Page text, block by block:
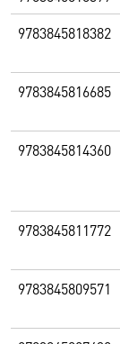
9783845818382
9783845816685
9783845814360
9783845811772
9783845809571